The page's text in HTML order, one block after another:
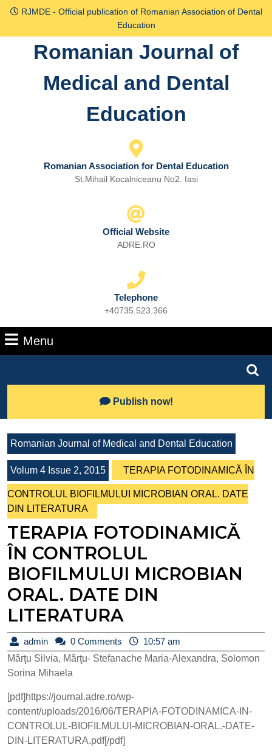
Skip
content
RJMDE - Official publication of Romanian Association of Dental
Education
Romanian Journal of
Medical and Dental
Education
Romanian Association for Dental Education
St.Mihail Kocalniceanu No2. Iasi
Official Website
ADRE.RO
Telephone
+40735.523.366
Menu
Publish now!Lets
Romanian Journal of Medical and Dental Education
Volum 4 Issue 2, 2015 TERAPIA FOTODINAMICĂ ÎN
CONTROLUL BIOFILMULUI MICROBIAN ORAL. DATE
DIN LITERATURA
TERAPIA FOTODINAMICĂ
ÎN CONTROLUL
BIOFILMULUI MICROBIAN
ORAL. DATE DIN
LITERATURA
admin admin0 Comments
10:57 am
Mârţu Silvia, Mârţu- Stefanache Maria-Alexandra, Solomon
Sorina Mihaela
[pdf]https://journal.adre.ro/wp-
content/uploads/2016/06/TERAPIA-FOTODINAMICA-IN-
CONTROLUL-BIOFILMULUI-MICROBIAN-ORAL.-DATE-
DIN-LITERATURA.pdf[/pdf]